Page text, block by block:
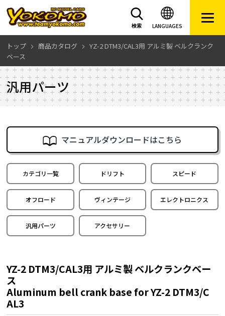
LANGUAGES
検索
トップ 商品カタログ
YZ-2 DTM3/CAL3用 アルミ製 ベルクランク
ベース
汎用パーツ
マニュアルダウンロードはこちら
カテゴリ一覧 ドリフト スピード
オフロード ヴィンテージ エレクトロニクス
汎用パーツ アクセサリー
YZ-2 DTM3/CAL3用 アルミ製 ベルクランクベー
ス
Aluminum bell crank base for YZ-2 DTM3/C
AL3